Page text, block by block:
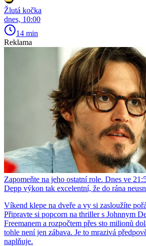
Žlutá kočka
dnes, 10:00
14 min
Reklama
Zapomeňte na jeho ostatní role. Dnes ve
Depp výkon tak excelentní, že do rána
Víkend klepe na dveře a vy si zasloužíte
Připravte si popcorn na thriller s Johnnym
Freemanem a rozpočtem přes sto milionů
tohle není jen zábava. Je to mrazivá
naplňuje.